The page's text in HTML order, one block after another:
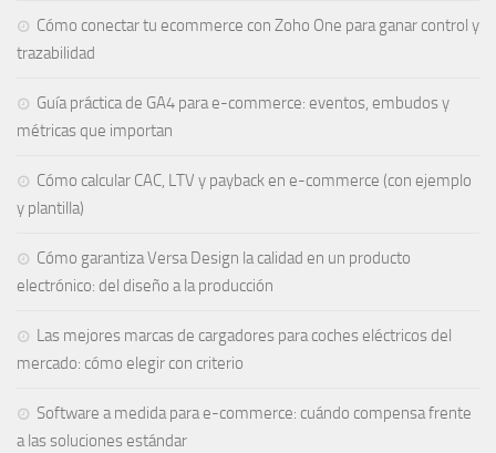
Cómo conectar tu ecommerce con Zoho One para ganar control y
trazabilidad
Guía práctica de GA4 para e-commerce: eventos, embudos y
métricas que importan
Cómo calcular CAC, LTV y payback en e-commerce (con ejemplo
y plantilla)
Cómo garantiza Versa Design la calidad en un producto
electrónico: del diseño a la producción
Las mejores marcas de cargadores para coches eléctricos del
mercado: cómo elegir con criterio
Software a medida para e-commerce: cuándo compensa frente
a las soluciones estándar